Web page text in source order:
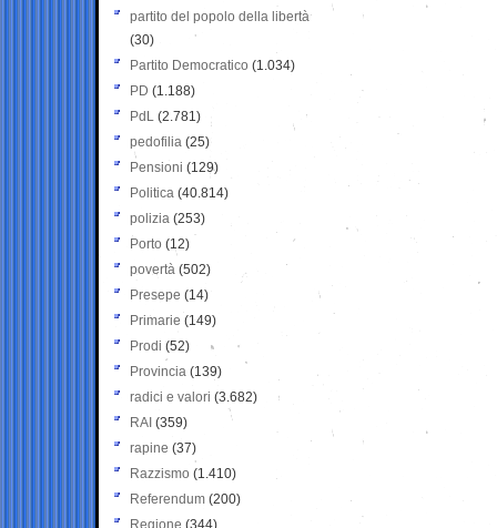
partito del popolo della libertà
(30)
Partito Democratico (1.034)
PD (1.188)
PdL (2.781)
pedofilia (25)
Pensioni (129)
Politica (40.814)
polizia (253)
Porto (12)
povertà (502)
Presepe (14)
Primarie (149)
Prodi (52)
Provincia (139)
radici e valori (3.682)
RAI (359)
rapine (37)
Razzismo (1.410)
Referendum (200)
Regione (344)